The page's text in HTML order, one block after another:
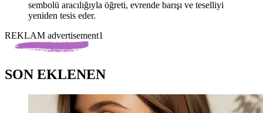
sembolü aracılığıyla öğreti, evrende barışı ve teselliyi
yeniden tesis eder.
REKLAM advertisement1
SON EKLENEN